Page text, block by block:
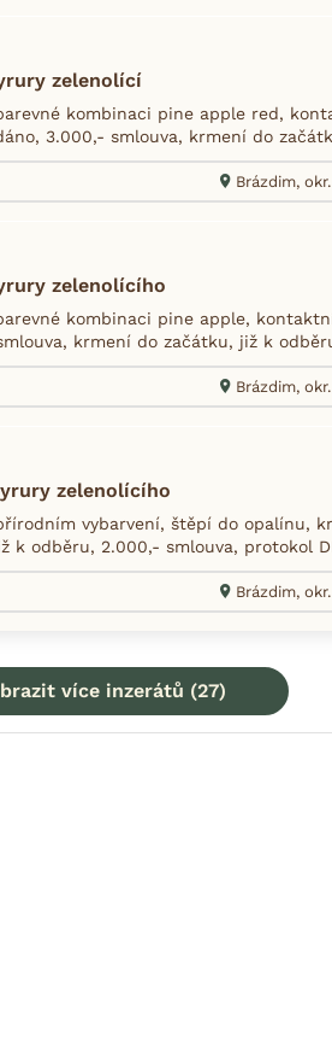
zelenolící
kombinaci pine apple red,
3.000,- smlouva, krmení do
Brázdim,
zelenolícího
kombinaci pine apple,
krmení do začátku, již k
Brázdim,
zelenolícího
vybarvení, štěpí do opalínu,
k odběru, 2.000,- smlouva, protokol
Brázdim,
více inzerátů (27)